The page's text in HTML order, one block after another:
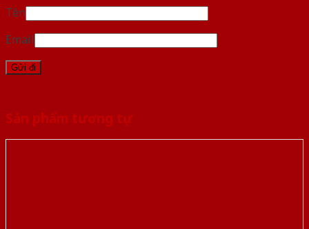
Tên
Email
Sản phẩm tương tự